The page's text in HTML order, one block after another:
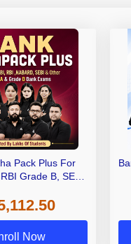
Pack Plus For
Grade B, SEBI
A & Grade B Bank
Exams
Now